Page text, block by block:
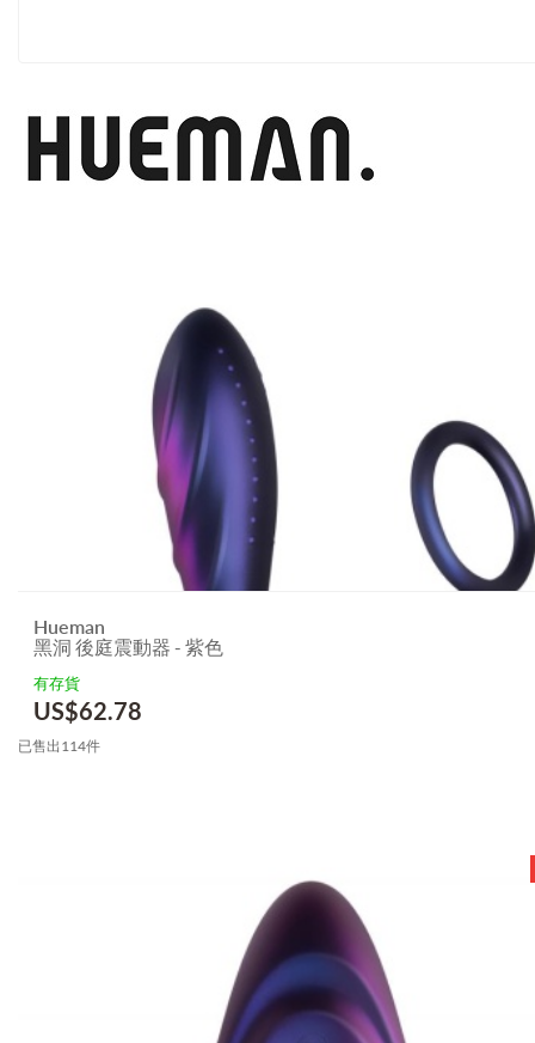
Hueman
黑洞 後庭震動器 - 紫色
有存貨
US$62.78
已售出114件